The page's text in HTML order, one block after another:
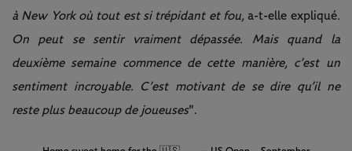
à New York où tout est si trépidant et fou, a-t-elle expliqué.
On peut se sentir vraiment dépassée. Mais quand la
deuxième semaine commence de cette manière, c’est un
sentiment incroyable. C’est motivant de se dire qu’il ne
reste plus beaucoup de joueuses".